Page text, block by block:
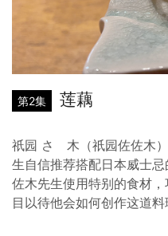
第2集 莲藕
祇园 さゝ木（祇园佐佐木
生自信推荐搭配日本威士
佐木先生使用特别的食材
目以待他会如何创作这道料